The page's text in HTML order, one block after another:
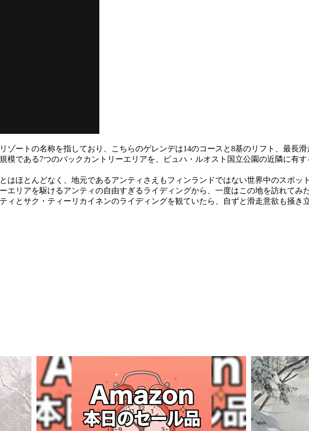
ゾートの名称を指しており、こちらのゲレンデは14のコースと8基のリフト、最長
模である7つのバックカントリーエリアを、ピュハ・ルオスト国立公園の近隣に有
はほとんどなく、地元であるアンティさえもフィンランドではない世界中のスポッ
エリアを駆けるアンティの自由すぎるライディングから、一度はこの地を訪れてみ
とサク・ティーリカイネンのライディングを観ていたら、自ずと滑走意欲も掻き